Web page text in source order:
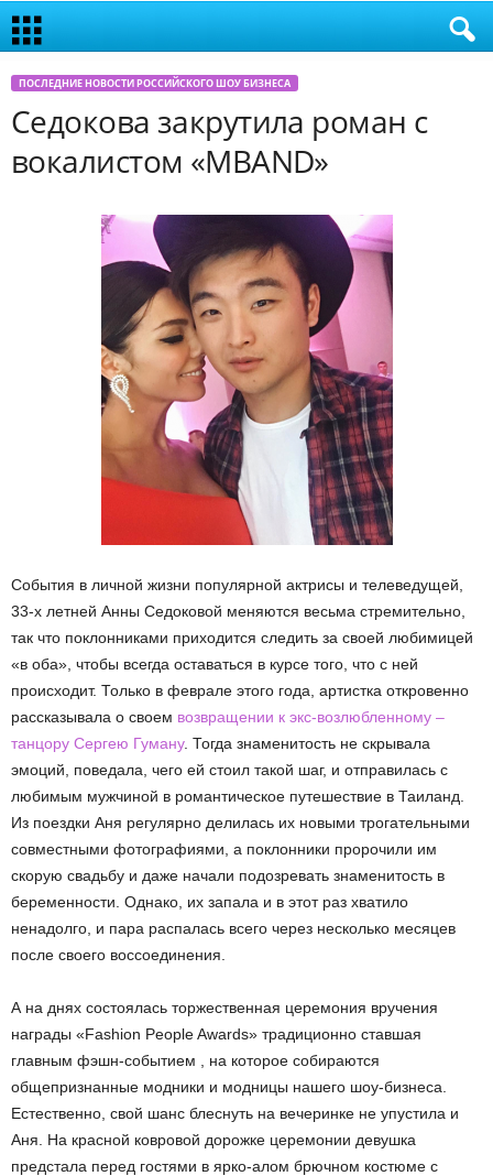
ПОСЛЕДНИЕ НОВОСТИ РОССИЙСКОГО ШОУ БИЗНЕСА
Седокова закрутила роман с
вокалистом «MBAND»
События в личной жизни популярной актрисы и телеведущей,
33-х летней Анны Седоковой меняются весьма стремительно,
так что поклонниками приходится следить за своей любимицей
«в оба», чтобы всегда оставаться в курсе того, что с ней
происходит. Только в феврале этого года, артистка откровенно
рассказывала о своем возвращении к экс-возлюбленному –
танцору Сергею Гуману. Тогда знаменитость не скрывала
эмоций, поведала, чего ей стоил такой шаг, и отправилась с
любимым мужчиной в романтическое путешествие в Таиланд.
Из поездки Аня регулярно делилась их новыми трогательными
совместными фотографиями, а поклонники пророчили им
скорую свадьбу и даже начали подозревать знаменитость в
беременности. Однако, их запала и в этот раз хватило
ненадолго, и пара распалась всего через несколько месяцев
после своего воссоединения.
А на днях состоялась торжественная церемония вручения
награды «Fashion People Awards» традиционно ставшая
главным фэшн-событием , на которое собираются
общепризнанные модники и модницы нашего шоу-бизнеса.
Естественно, свой шанс блеснуть на вечеринке не упустила и
Аня. На красной ковровой дорожке церемонии девушка
предстала перед гостями в ярко-алом брючном костюме с